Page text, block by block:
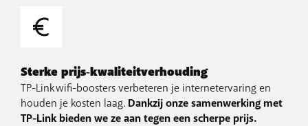
Sterke prijs‑kwaliteitverhouding
TP-Link wifi-boosters verbeteren je internetervaring en
houden je kosten laag. Dankzij onze samenwerking met
TP-Link bieden we ze aan tegen een scherpe prijs.